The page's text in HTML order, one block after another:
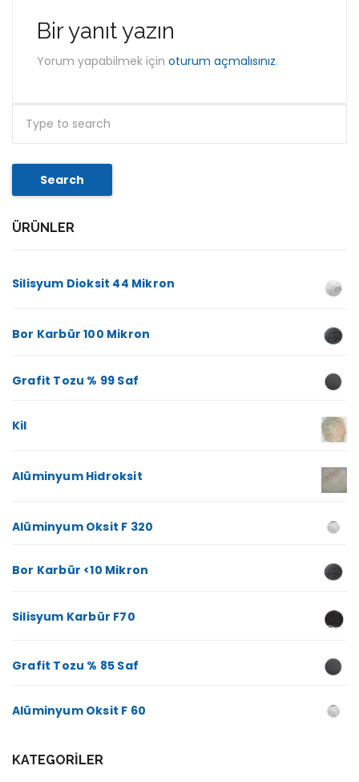
Bir yanıt yazın
Yorum yapabilmek için oturum açmalısınız.
Search
ÜRÜNLER
Silisyum Dioksit 44 Mikron
Bor Karbür 100 Mikron
Grafit Tozu % 99 Saf
Kil
Alüminyum Hidroksit
Alüminyum Oksit F 320
Bor Karbür <10 Mikron
Silisyum Karbür F70
Grafit Tozu % 85 Saf
Alüminyum Oksit F 60
KATEGORILER